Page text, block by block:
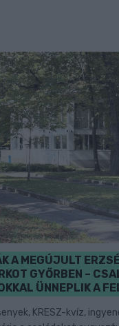
A MEGÚJULT
GYŐRBEN –
ÜNNEPLIK A
KRESZ-kvíz,